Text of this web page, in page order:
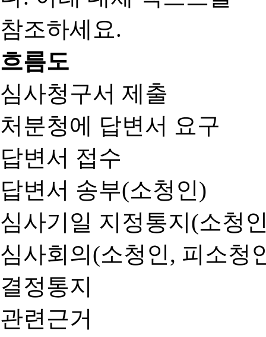
흐름도
심사청구서 제출
처분청에 답변서 요구
답변서 접수
답변서 송부(소청인)
심사기일 지정통지(소청
심사회의(소청인, 피소청
결정통지
관련근거